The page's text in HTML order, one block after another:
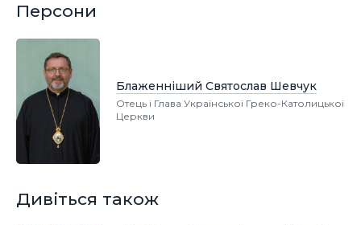
Персони
Блаженніший Святослав Шевчук
Отець і Глава Української Греко-Католицької
Церкви
Дивіться також